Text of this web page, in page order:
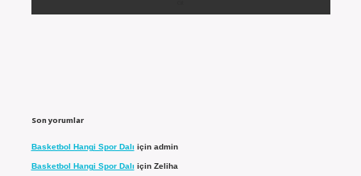
Son yorumlar
Basketbol Hangi Spor Dalı için admin
Basketbol Hangi Spor Dalı için Zeliha